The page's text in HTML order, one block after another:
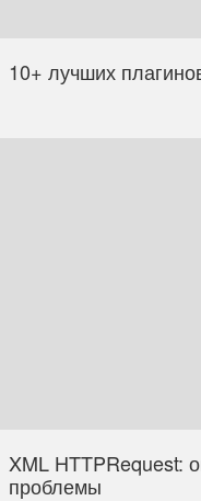
10+ лучших
XML HTTPRequest:
проблемы